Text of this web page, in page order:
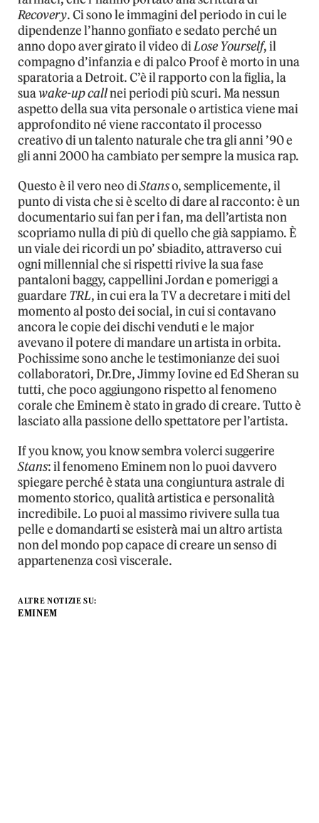
Recovery. Ci sono le immagini del periodo in cui le
dipendenze l’hanno gonfiato e sedato perché un
anno dopo aver girato il video diLose Yourself, il
compagno d’infanzia e di palco Proof è morto in una
sparatoria a Detroit. C’è il rapporto con la figlia, la
suawake-up callnei periodi più scuri. Ma nessun
aspetto della sua vita personale o artistica viene mai
approfondito né viene raccontato il processo
creativo di un talento naturale che tra gli anni ’90 e
gli anni 2000 ha cambiato per sempre la musica rap.
Questo è il vero neo diStanso, semplicemente, il
punto di vista che si è scelto di dare al racconto: è un
documentario sui fan per i fan, ma dell’artista non
scopriamo nulla di più di quello che già sappiamo. È
un viale dei ricordi un po’ sbiadito, attraverso cui
ogni millennial che si rispetti rivive la sua fase
pantaloni baggy, cappellini Jordan e pomeriggi a
guardare TRL, in cui era la TV a decretare i miti del
momento al posto dei social, in cui si contavano
ancora le copie dei dischi venduti e le major
avevano il potere di mandare un artista in orbita.
Pochissime sono anche le testimonianze dei suoi
collaboratori, Dr.Dre, Jimmy Iovine ed Ed Sheran su
tutti, che poco aggiungono rispetto al fenomeno
corale che Eminem è stato in grado di creare. Tutto è
lasciato alla passione dello spettatore per l’artista.
If you know, you know sembra volerci suggerire
Stans: il fenomeno Eminem non lo puoi davvero
spiegare perché è stata una congiuntura astrale di
momento storico, qualità artistica e personalità
incredibile. Lo puoi al massimo rivivere sulla tua
pelle e domandarti se esisterà mai un altro artista
non del mondo pop capace di creare un senso di
appartenenza così viscerale.
ALTRE NOTIZIE SU:
EMINEM